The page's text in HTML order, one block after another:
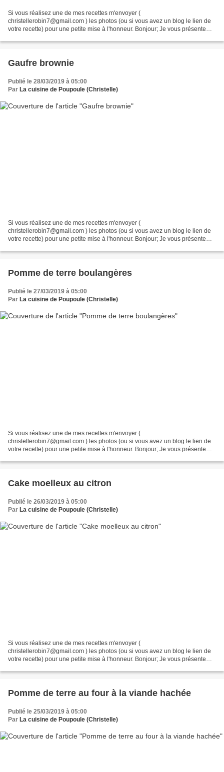
Si vous réalisez une de mes recettes m'envoyer (
christellerobin7@gmail.com ) les photos (ou si vous avez un blog le lien de
votre recette) pour une petite mise à l'honneur. Bonjour; Je vous présente
Gaufre brownie
Publié le 28/03/2019 à 05:00
Par La cuisine de Poupoule (Christelle)
Si vous réalisez une de mes recettes m'envoyer (
christellerobin7@gmail.com ) les photos (ou si vous avez un blog le lien de
votre recette) pour une petite mise à l'honneur. Bonjour; Je vous présente
Pomme de terre boulangères
Publié le 27/03/2019 à 05:00
Par La cuisine de Poupoule (Christelle)
Si vous réalisez une de mes recettes m'envoyer (
christellerobin7@gmail.com ) les photos (ou si vous avez un blog le lien de
votre recette) pour une petite mise à l'honneur. Bonjour; Je vous présente
Cake moelleux au citron
Publié le 26/03/2019 à 05:00
Par La cuisine de Poupoule (Christelle)
Si vous réalisez une de mes recettes m'envoyer (
christellerobin7@gmail.com ) les photos (ou si vous avez un blog le lien de
votre recette) pour une petite mise à l'honneur. Bonjour; Je vous présente
Pomme de terre au four à la viande hachée
Publié le 25/03/2019 à 05:00
Par La cuisine de Poupoule (Christelle)